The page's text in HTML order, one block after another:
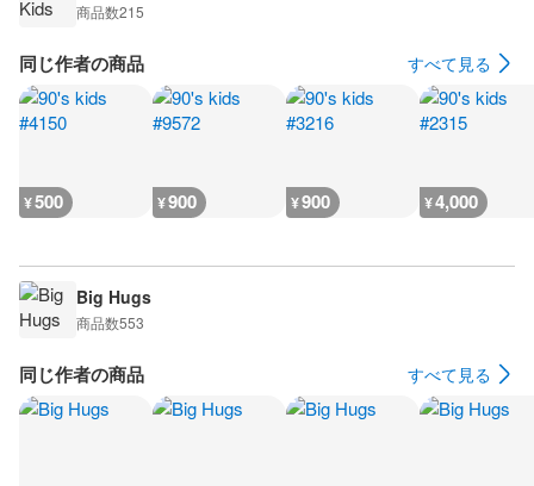
商品数215
同じ作者の商品 すべて見る
¥500 ¥900 ¥900 ¥4,000
Big Hugs
商品数553
同じ作者の商品 すべて見る